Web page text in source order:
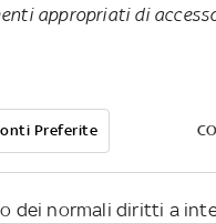
appropriati di
Preferite
dei normali diritti a